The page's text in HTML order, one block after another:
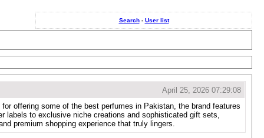
Search- User list
April 25, 2026 07:29:08
offering some of the best perfumes in Pakistan, the brand features
labels to exclusive niche creations and sophisticated gift sets,
premium shopping experience that truly lingers.